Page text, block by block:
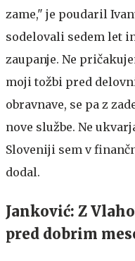
zame," je poudaril
sodelovali sedem let
zaupanje. Ne
moji tožbi pred
obravnave, se pa z
nove službe. Ne
Sloveniji sem v
dodal.
Janković: Z
pred dobrim